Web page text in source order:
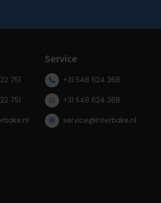
751
751
Service
+31 548 624 368
+31 548 624 368
service@interbake.nl